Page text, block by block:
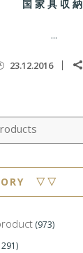
国家具収納
...
23.12.2016
▽▽
(973)